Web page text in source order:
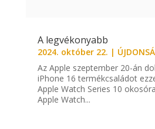
A legvékonyabb
2024. október 22. |
Az Apple szeptember 20-án
iPhone 16 termékcsaládot
Apple Watch Series 10
Apple Watch...